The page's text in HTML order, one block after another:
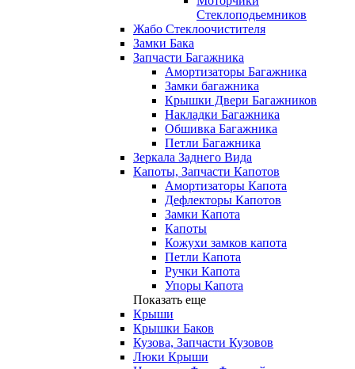
Стеклоподьемников
Жабо Стеклоочистителя
Замки Бака
Запчасти Багажника
Амортизаторы Багажника
Замки багажника
Крышки Двери Багажников
Накладки Багажника
Обшивка Багажника
Петли Багажника
Зеркала Заднего Вида
Капоты, Запчасти Капотов
Амортизаторы Капота
Дефлекторы Капотов
Замки Капота
Капоты
Кожухи замков капота
Петли Капота
Ручки Капота
Упоры Капота
Показать еще
Крыши
Крышки Баков
Кузова, Запчасти Кузовов
Люки Крыши